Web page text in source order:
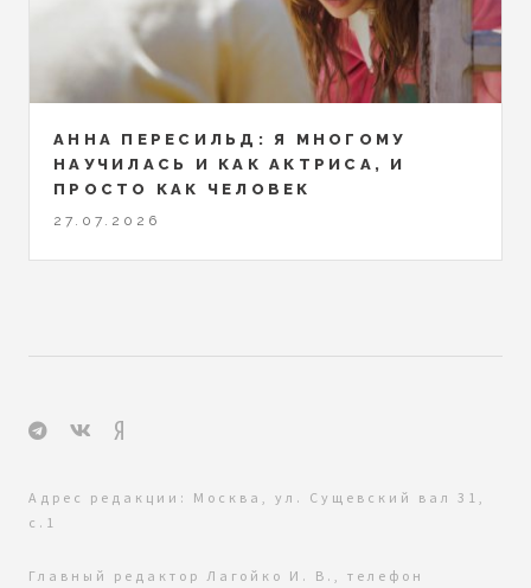
АННА ПЕРЕСИЛЬД: Я МНОГОМУ
НАУЧИЛАСЬ И КАК АКТРИСА, И
ПРОСТО КАК ЧЕЛОВЕК
27.07.2026
Адрес редакции: Москва, ул. Сущевский вал 31,
с.1
Главный редактор Лагойко И. В., телефон